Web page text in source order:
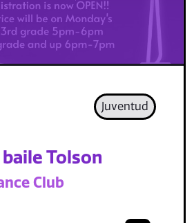
Juventud
Tolson
Club